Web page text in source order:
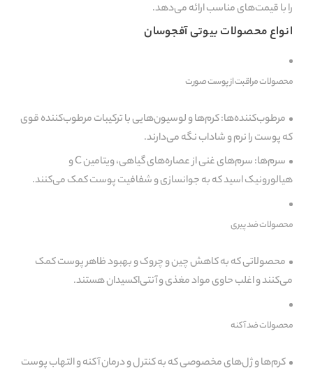
را با قیمت‌های مناسب ارائه می‌دهد.
انواع محصولات بیوتی آفجوسان
محصولات مراقبت از پوست صورت
مرطوب‌کننده‌ها: کرم‌ها و لوسیون‌هایی با ترکیبات مرطوب‌کننده قوی
که پوست را نرم و شاداب نگه می‌دارند.
سرم‌ها: سرم‌های غنی از عصاره‌های گیاهی، ویتامین C و
هیالورونیک اسید که به جوانسازی و شفافیت پوست کمک می‌کنند.
محصولات ضد پیری
محصولاتی که به کاهش چین و چروک و بهبود ظاهر پوست کمک
می‌کنند و اغلب حاوی مواد مغذی و آنتی‌اکسیدان هستند.
محصولات ضد آکنه
کرم‌ها و ژل‌های مخصوصی که به کنترل و درمان آکنه و التهاب پوست